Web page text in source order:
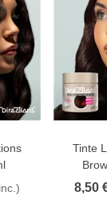
Tinte
8,50